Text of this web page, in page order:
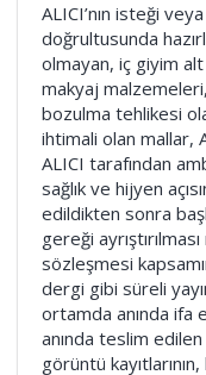
ALICI’nın isteği
doğrultusunda
olmayan, iç giyim
makyaj
bozulma tehlikesi
ihtimali olan mallar,
ALICI tarafından
sağlık ve hijyen
edildikten sonra
gereği
sözleşmesi
dergi gibi süreli
ortamda anında ifa
anında teslim
görüntü